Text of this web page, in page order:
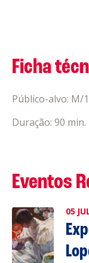
Ficha
Público-alvo: M/
Duração: 90 min.
Eventos
05